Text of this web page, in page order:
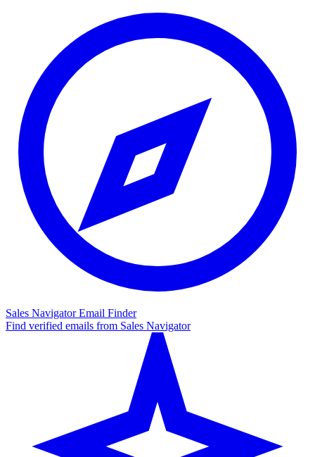
Sales Navigator Email Finder
Find verified emails from Sales Navigator